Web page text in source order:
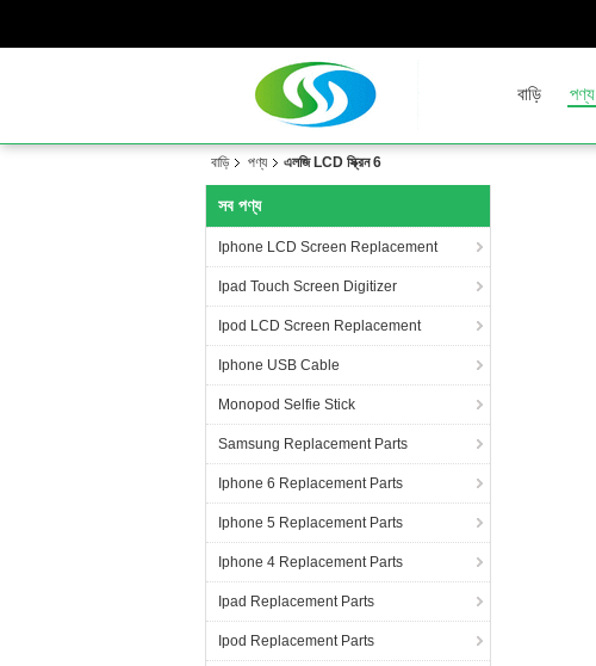
বাড়ি পণ্য
বাড়ি পণ্য এলজি LCD স্ক্রিন 6
সব পণ্য
Iphone LCD Screen Replacement
Ipad Touch Screen Digitizer
Ipod LCD Screen Replacement
Iphone USB Cable
Monopod Selfie Stick
Samsung Replacement Parts
Iphone 6 Replacement Parts
Iphone 5 Replacement Parts
Iphone 4 Replacement Parts
Ipad Replacement Parts
Ipod Replacement Parts